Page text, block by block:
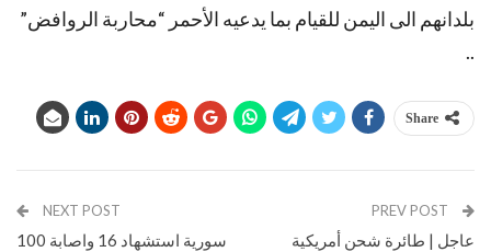
بلدانهم الى اليمن للقيام بما يدعيه الأحمر “محاربة الروافض”
..
Share
عاجل | طائرة شحن أمريكية
NEXT POST
سورية استشهاد 16 واصابة 100